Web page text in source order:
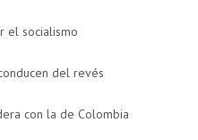
el socialismo
del revés
con la de Colombia